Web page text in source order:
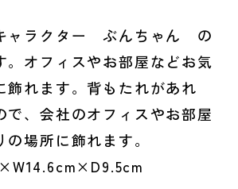
ャラクター ぶんちゃん の
。オフィスやお部屋などお気
飾れます。背もたれがあれ
で、会社のオフィスやお部屋
場所に飾れます。